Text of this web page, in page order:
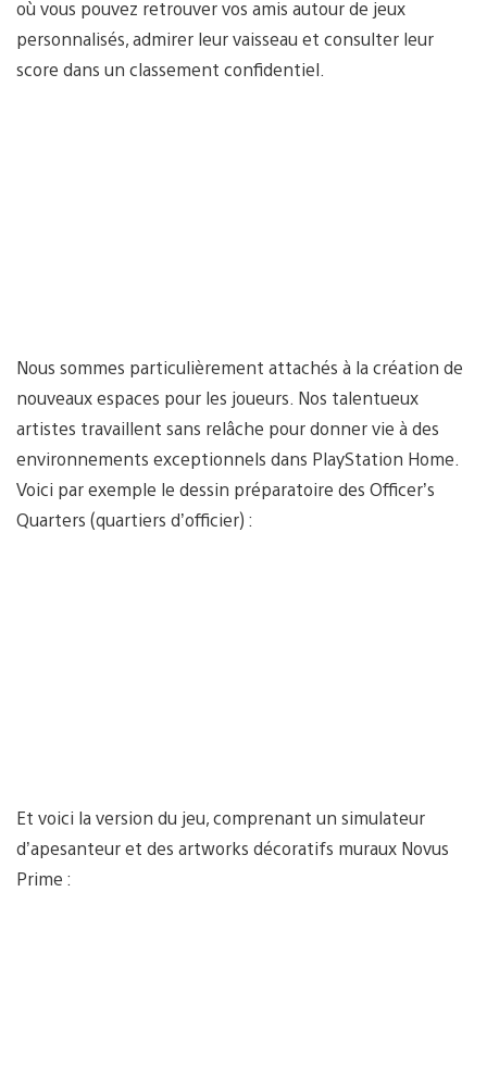
où vous pouvez retrouver vos amis autour de jeux
personnalisés, admirer leur vaisseau et consulter leur
score dans un classement confidentiel.
Nous sommes particulièrement attachés à la création de
nouveaux espaces pour les joueurs. Nos talentueux
artistes travaillent sans relâche pour donner vie à des
environnements exceptionnels dans PlayStation Home.
Voici par exemple le dessin préparatoire des Officer’s
Quarters (quartiers d’officier) :
Et voici la version du jeu, comprenant un simulateur
d’apesanteur et des artworks décoratifs muraux Novus
Prime :